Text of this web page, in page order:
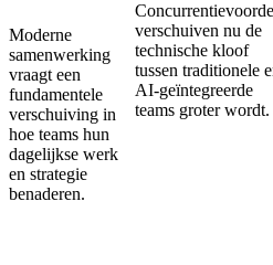
Moderne
samenwerking
vraagt een
fundamentele
verschuiving in
hoe teams hun
dagelijkse werk
en strategie
benaderen.
verschuiven nu de
technische kloof
tussen traditionele
AI-geïntegreerde
teams groter wordt.